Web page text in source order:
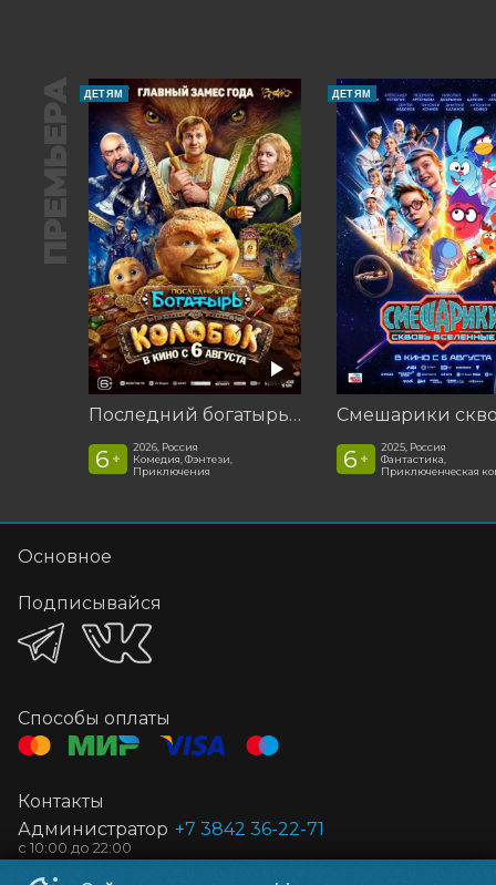
ПРЕМЬЕРА ДЕТЯМ
Последний богатырь. Колобок
6 +
2026, Россия
Комедия, Фэнтези,
Приключения
ДЕТЯМ
6 +
2025, Россия
Фантастика,
Приключенческая
Основное
Подписывайся
Способы оплаты
Контакты
Администратор +7 3842 36-22-71
Отдел маркетинга